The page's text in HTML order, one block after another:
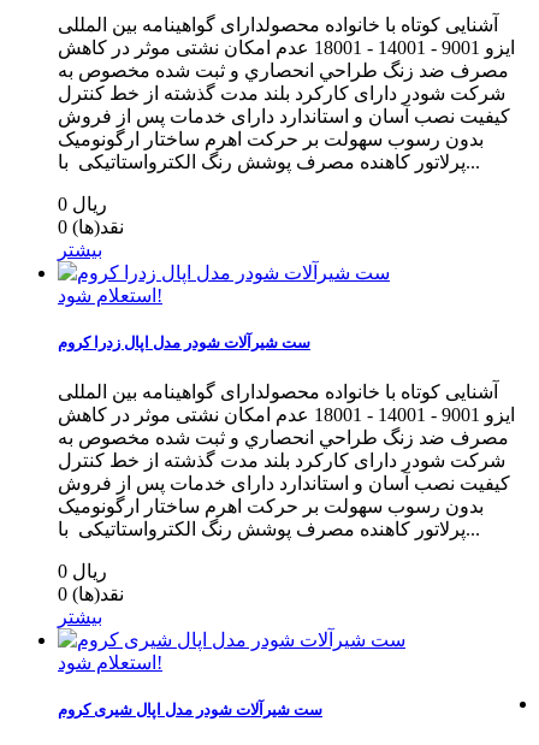
آشنایی کوتاه با خانواده محصولدارای گواهینامه بین المللی
ایزو 9001 - 14001 - 18001 عدم امکان نشتی موثر در کاهش
مصرف ضد زنگ طراحي انحصاري و ثبت شده مخصوص به
شرکت شودر دارای کارکرد بلند مدت گذشته از خط كنترل
كيفيت نصب آسان و استاندارد دارای خدمات پس از فروش
بدون رسوب سهولت بر حرکت اهرم ساختار ارگونومیک
پرلاتور کاهنده مصرف پوشش رنگ الکترواستاتیکی با...
0 ریال
0 نقد(ها)
بیشتر
استعلام شود!
ست شیرآلات شودر مدل اپال زدرا کروم
آشنایی کوتاه با خانواده محصولدارای گواهینامه بین المللی
ایزو 9001 - 14001 - 18001 عدم امکان نشتی موثر در کاهش
مصرف ضد زنگ طراحي انحصاري و ثبت شده مخصوص به
شرکت شودر دارای کارکرد بلند مدت گذشته از خط كنترل
كيفيت نصب آسان و استاندارد دارای خدمات پس از فروش
بدون رسوب سهولت بر حرکت اهرم ساختار ارگونومیک
پرلاتور کاهنده مصرف پوشش رنگ الکترواستاتیکی با...
0 ریال
0 نقد(ها)
بیشتر
استعلام شود!
ست شیرآلات شودر مدل اپال شیری کروم